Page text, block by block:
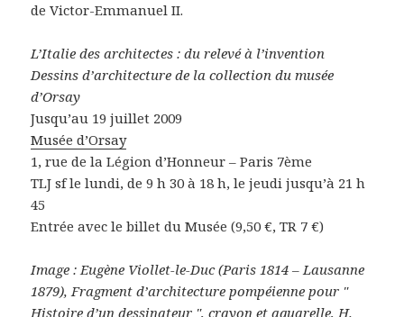
de Victor-Emmanuel II.
L’Italie des architectes : du relevé à l’invention
Dessins d’architecture de la collection du musée
d’Orsay
Jusqu’au 19 juillet 2009
Musée d’Orsay
1, rue de la Légion d’Honneur – Paris 7ème
TLJ sf le lundi, de 9 h 30 à 18 h, le jeudi jusqu’à 21 h
45
Entrée avec le billet du Musée (9,50 €, TR 7 €)
Image : Eugène Viollet-le-Duc (Paris 1814 – Lausanne
1879), Fragment d’architecture pompéienne pour "
Histoire d’un dessinateur ", crayon et aquarelle, H.